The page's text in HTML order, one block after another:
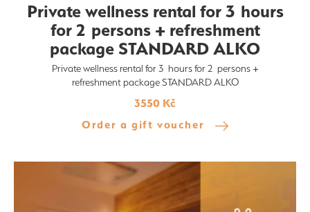
Private wellness rental for 3 hours
for 2 persons + refreshment
package STANDARD ALKO
Private wellness rental for 3 hours for 2 persons +
refreshment package STANDARD ALKO
3550 Kč
Order a gift voucher